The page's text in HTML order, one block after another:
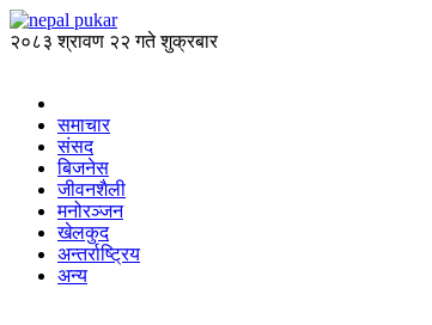
२०८३ श्रावण २२ गते शुक्रबार
समाचार
संसद
बिजनेस
जीवनशैली
मनोरञ्जन
खेलकुद
अन्तर्राष्ट्रिय
अन्य